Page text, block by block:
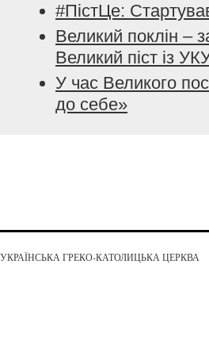
#ПістЦе:
Великий поклін –
Великий піст із
У час Великого
до себе»
УКРАЇНСЬКА ГРЕКО-КАТОЛИЦЬКА ЦЕРКВА